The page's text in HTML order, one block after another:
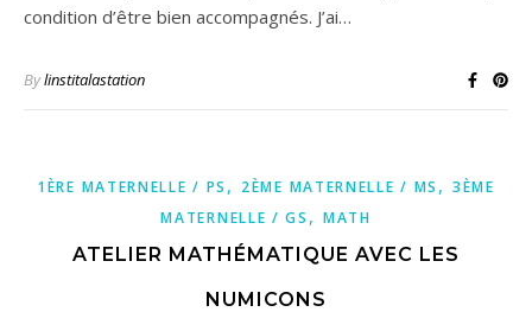
condition d’être bien accompagnés. J’ai…
Bylinstitalastation
1ÈRE MATERNELLE / PS , 2ÈME MATERNELLE / MS ,3ÈME
MATERNELLE / GS , MATH
ATELIER MATHÉMATIQUE AVEC LES
NUMICONS